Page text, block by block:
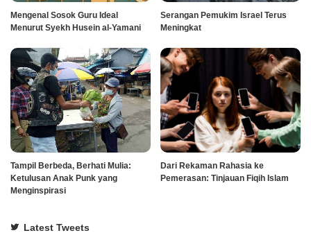
Mengenal Sosok Guru Ideal
Menurut Syekh Husein al-Yamani
Serangan Pemukim Israel Terus
Meningkat
Tampil Berbeda, Berhati Mulia:
Ketulusan Anak Punk yang
Menginspirasi
Dari Rekaman Rahasia ke
Pemerasan: Tinjauan Fiqih Islam
Latest Tweets